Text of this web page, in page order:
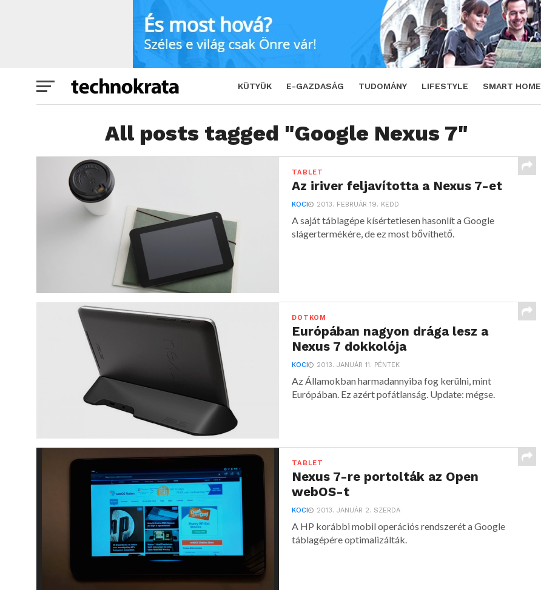
KÜTYÜK E-GAZDASÁG TUDOMÁNY LIFESTYLE SMART HOME
All posts tagged "Google Nexus 7"
TABLET
Az iriver feljavította a Nexus 7-et
KOCI 2013. FEBRUÁR 19. KEDD
A saját táblagépe kísértetiesen hasonlít a Google
slágertermékére, de ez most bővíthető.
DOTKOM
Európában nagyon drága lesz a
Nexus 7 dokkolója
KOCI 2013. JANUÁR 11. PÉNTEK
Az Államokban harmadannyiba fog kerülni, mint
Európában. Ez azért pofátlanság. Update: mégse.
TABLET
Nexus 7-re portolták az Open
webOS-t
KOCI 2013. JANUÁR 2. SZERDA
A HP korábbi mobil operációs rendszerét a Google
táblagépére optimalizálták.